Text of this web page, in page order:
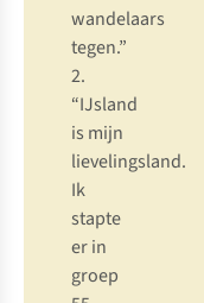
wandelaars
tegen.”
2.
“IJsland
is mijn
lievelingsland.
Ik
stapte
er in
groep